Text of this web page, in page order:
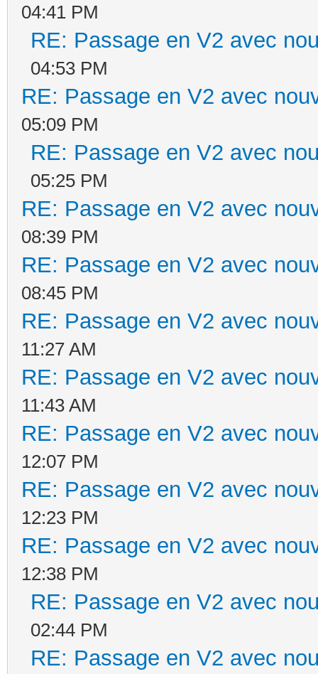
04:41 PM
RE: Passage en V2 avec
04:53 PM
RE: Passage en V2 avec
05:09 PM
RE: Passage en V2 avec
05:25 PM
RE: Passage en V2 avec
08:39 PM
RE: Passage en V2 avec
08:45 PM
RE: Passage en V2 avec
11:27 AM
RE: Passage en V2 avec
11:43 AM
RE: Passage en V2 avec
12:07 PM
RE: Passage en V2 avec
12:23 PM
RE: Passage en V2 avec
12:38 PM
RE: Passage en V2 avec
02:44 PM
RE: Passage en V2 avec